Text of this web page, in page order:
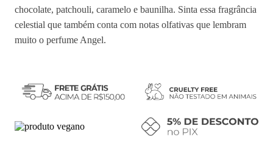
chocolate, patchouli, caramelo e baunilha. Sinta essa fragrância
celestial que também conta com notas olfativas que lembram
muito o perfume Angel.